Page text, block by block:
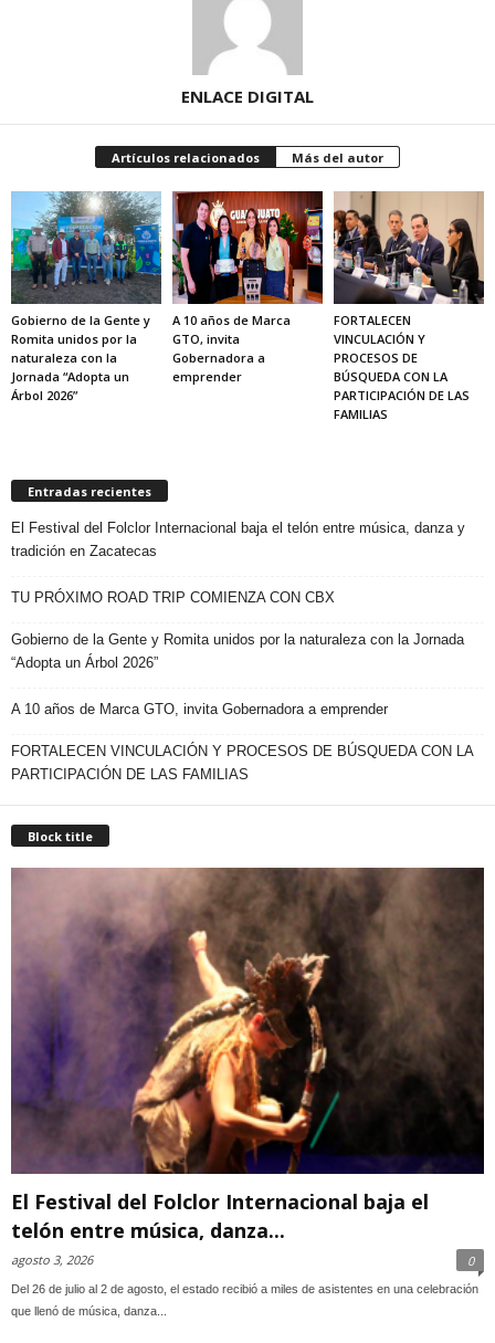
ENLACE DIGITAL
Artículos relacionados Más del autor
Gobierno de la Gente y
Romita unidos por la
naturaleza con la
Jornada “Adopta un
Árbol 2026”
A 10 años de Marca
GTO, invita
Gobernadora a
emprender
FORTALECEN
VINCULACIÓN Y
PROCESOS DE
BÚSQUEDA CON LA
PARTICIPACIÓN DE LAS
FAMILIAS
Entradas recientes
El Festival del Folclor Internacional baja el telón entre música, danza y
tradición en Zacatecas
TU PRÓXIMO ROAD TRIP COMIENZA CON CBX
Gobierno de la Gente y Romita unidos por la naturaleza con la Jornada
“Adopta un Árbol 2026”
A 10 años de Marca GTO, invita Gobernadora a emprender
FORTALECEN VINCULACIÓN Y PROCESOS DE BÚSQUEDA CON LA
PARTICIPACIÓN DE LAS FAMILIAS
Block title
El Festival del Folclor Internacional baja el
telón entre música, danza...
agosto 3, 2026 0
Del 26 de julio al 2 de agosto, el estado recibió a miles de asistentes en una celebración
que llenó de música, danza...